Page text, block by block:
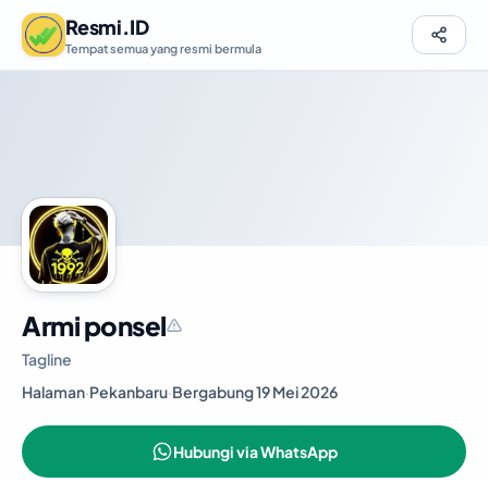
Resmi.ID
Tempat semua yang resmi bermula
Armi ponsel
Tagline
Halaman·Pekanbaru·Bergabung 19 Mei 2026
Hubungi via WhatsApp